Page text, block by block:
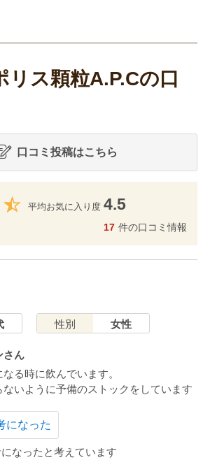
リス顆粒A.P.Cの口
口コミ投稿はこちら
平均お気に入り度 4.5
17 件の口コミ情報
性別 女性
さん
る時に飲んでいます。
ないように予備のストックをしています
になった
なったと考えています